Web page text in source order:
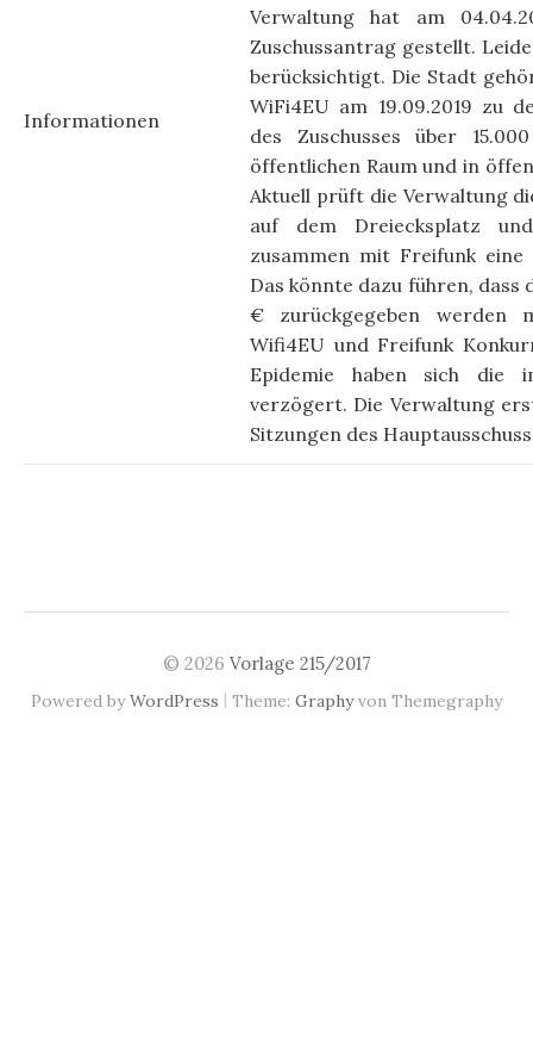
Informationen
Verwaltung hat am
Zuschussantrag gestellt.
berücksichtigt. Die Stadt
WiFi4EU am 19.09.2019 zu
des Zuschusses über
öffentlichen Raum und in
Aktuell prüft die Verwaltung
auf dem Dreiecksplatz
zusammen mit Freifunk
Das könnte dazu führen, dass
€ zurückgegeben werden
Wifi4EU und Freifunk
Epidemie haben sich die
verzögert. Die Verwaltung
Sitzungen des
© 2026 Vorlage 215/2017
Powered byWordPress | Theme: Graphyvon Themegraphy